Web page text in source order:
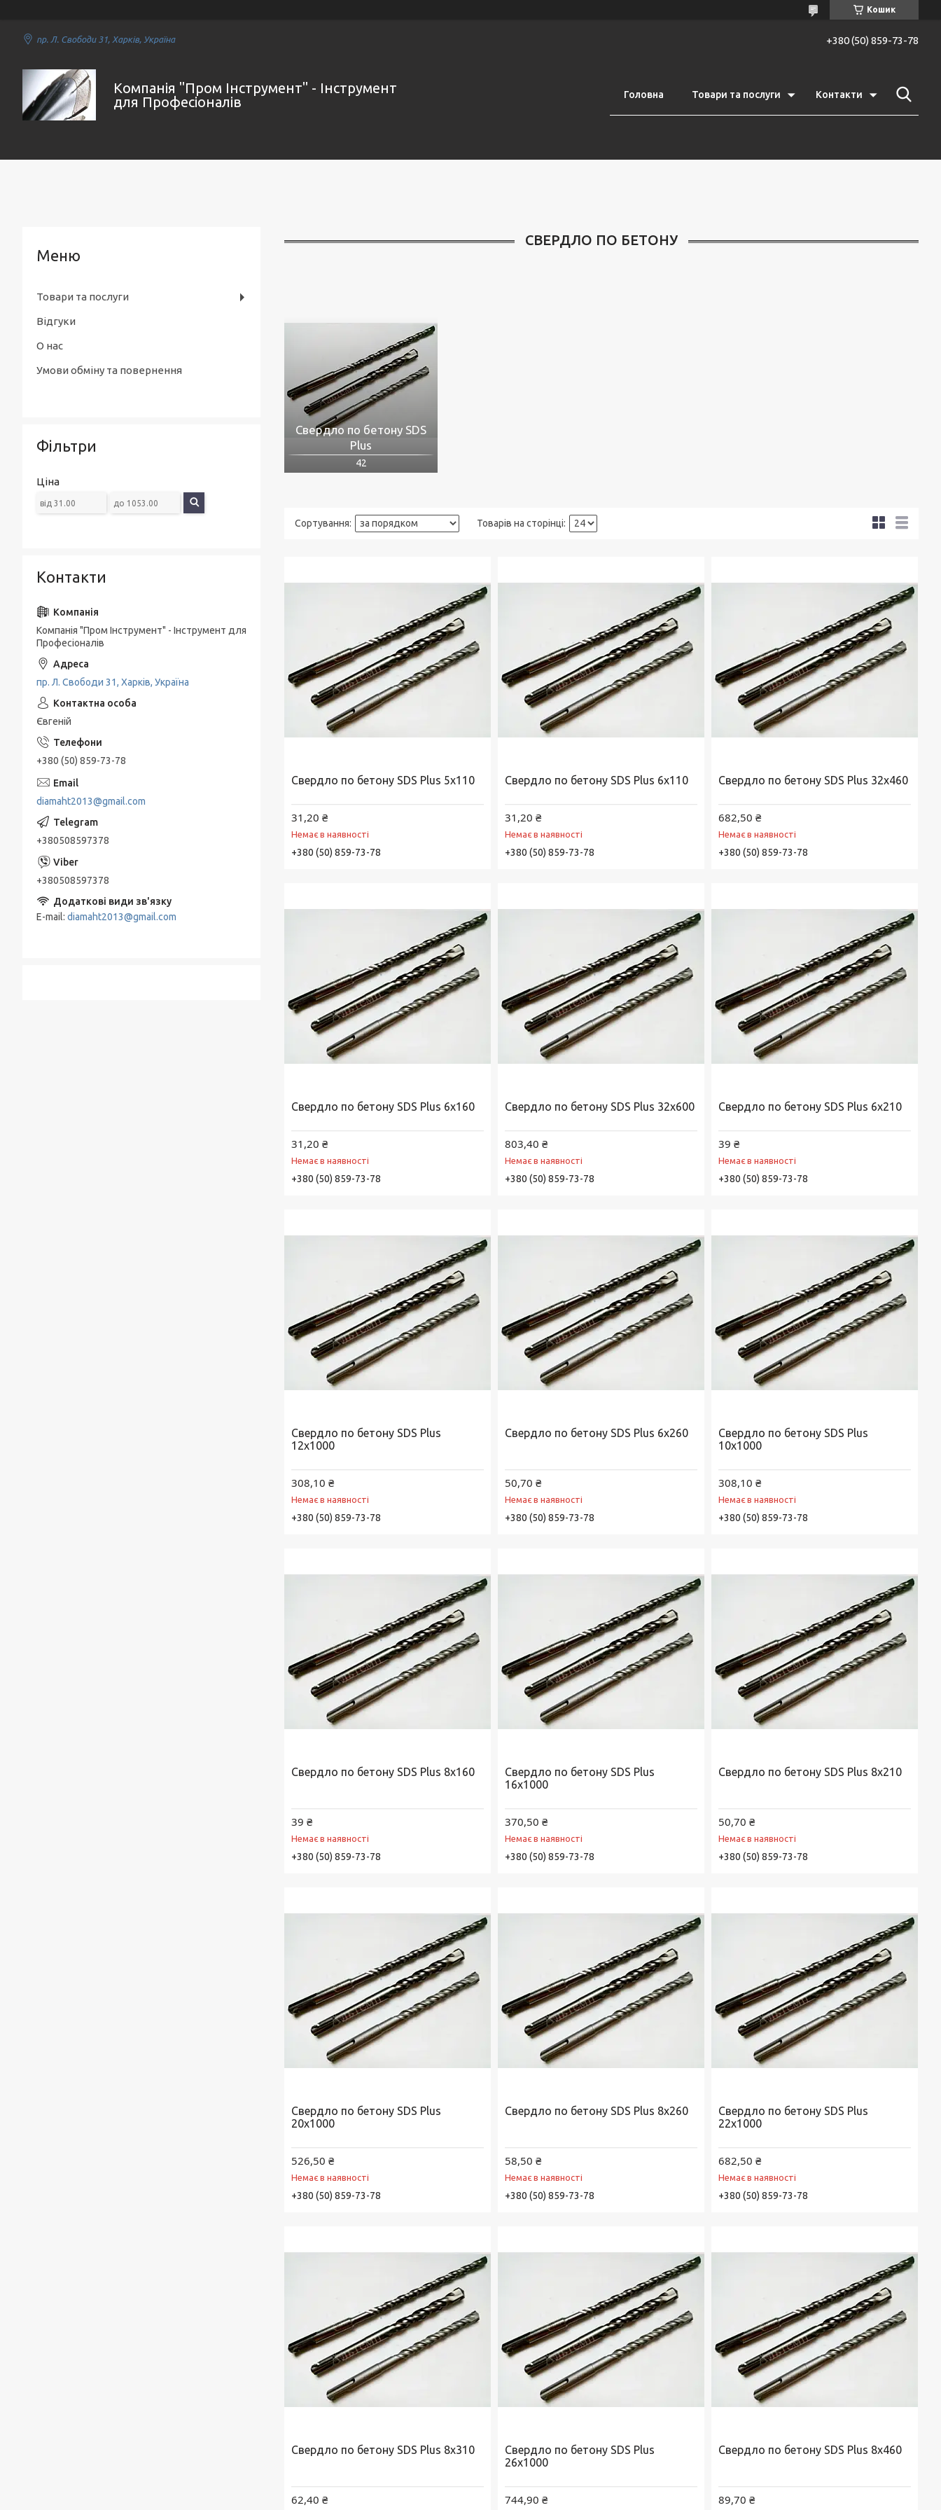
Кошик
пр. Л. Свободи 31, Харків, Україна +380 (50) 859-73-78
Компанія "Пром Інструмент" - Інструмент
для Професіоналів
Головна Товари та послуги Контакти
СВЕРДЛО ПО БЕТОНУ
Свердло по бетону SDS
Plus
42
Свердло по бетону SDS Plus 5х110
31,20 ₴
Немає в наявності
+380 (50) 859-73-78
Свердло по бетону SDS Plus 6х110
31,20 ₴
Немає в наявності
+380 (50) 859-73-78
Свердло по бетону SDS Plus 32х460
682,50 ₴
Немає в наявності
+380 (50) 859-73-78
Свердло по бетону SDS Plus 6х160
31,20 ₴
Немає в наявності
+380 (50) 859-73-78
Свердло по бетону SDS Plus 32х600
803,40 ₴
Немає в наявності
+380 (50) 859-73-78
Свердло по бетону SDS Plus 6х210
39 ₴
Немає в наявності
+380 (50) 859-73-78
Свердло по бетону SDS Plus
12х1000
308,10 ₴
Немає в наявності
+380 (50) 859-73-78
Свердло по бетону SDS Plus 6х260
50,70 ₴
Немає в наявності
+380 (50) 859-73-78
Свердло по бетону SDS Plus
10х1000
308,10 ₴
Немає в наявності
+380 (50) 859-73-78
Свердло по бетону SDS Plus 8х160
39 ₴
Немає в наявності
+380 (50) 859-73-78
Свердло по бетону SDS Plus
16х1000
370,50 ₴
Немає в наявності
+380 (50) 859-73-78
Свердло по бетону SDS Plus 8х210
50,70 ₴
Немає в наявності
+380 (50) 859-73-78
Свердло по бетону SDS Plus
20х1000
526,50 ₴
Немає в наявності
+380 (50) 859-73-78
Свердло по бетону SDS Plus 8х260
58,50 ₴
Немає в наявності
+380 (50) 859-73-78
Свердло по бетону SDS Plus
22х1000
682,50 ₴
Немає в наявності
+380 (50) 859-73-78
Свердло по бетону SDS Plus 8х310
62,40 ₴
Свердло по бетону SDS Plus
26х1000
744,90 ₴
Свердло по бетону SDS Plus 8х460
89,70 ₴
Товари та послуги
Відгуки
О нас
Умови обміну та повернення
Фільтри
Ціна
Контакти
Компанія "Пром Інструмент" - Інструмент для
Професіоналів
пр. Л. Свободи 31, Харків, Україна
Євгеній
+380 (50) 859-73-78
diamaht2013@gmail.com
+380508597378
+380508597378
E-mail diamaht2013@gmail.com